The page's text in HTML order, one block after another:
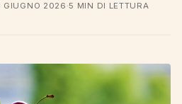
GIUGNO 2026 ·5 MIN DI LETTURA